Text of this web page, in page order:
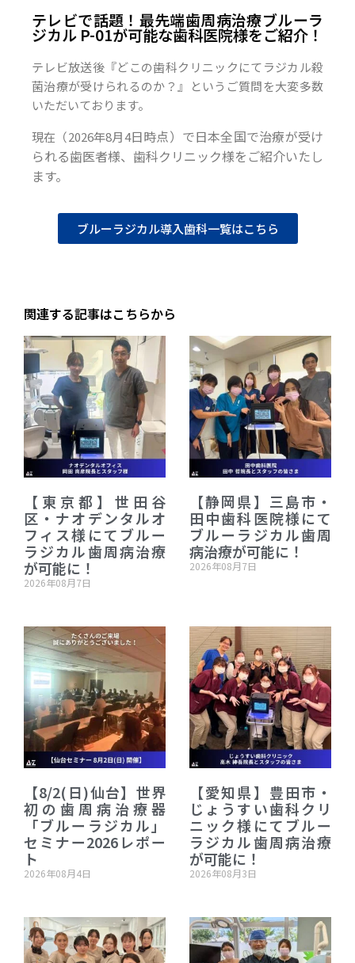
テレビで話題！最先端歯周病治療ブルーラ
ジカル P-01が可能な歯科医院様をご紹介！
テレビ放送後『どこの歯科クリニックにてラジカル殺
菌治療が受けられるのか？』というご質問を大変多数
いただいております。
現在（2026年8月4日時点）で日本全国で治療が受け
られる歯医者様、歯科クリニック様をご紹介いたし
ます。
ブルーラジカル導入歯科一覧はこちら
関連する記事はこちらから
【東京都】世田谷
区・ナオデンタルオ
フィス様にてブルー
ラジカル歯周病治療
が可能に！
2026年08月7日
【静岡県】三島市・
田中歯科医院様にて
ブルーラジカル歯周
病治療が可能に！
2026年08月7日
【8/2(日)仙台】世界
初の歯周病治療器
「ブルーラジカル」
セミナー2026レポー
ト
2026年08月4日
【愛知県】豊田市・
じょうすい歯科クリ
ニック様にてブルー
ラジカル歯周病治療
が可能に！
2026年08月3日